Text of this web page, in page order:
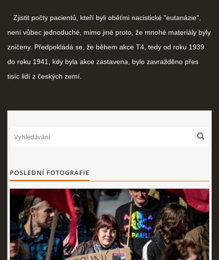
Zjistit počty pacientů, kteří byli oběťmi nacistické "eutanázie",
není vůbec jednoduché, mimo jiné proto, že mnohé materiály byly
zničeny. Předpokládá se, že během akce T4, tedy od roku 1939
do roku 1941, kdy byla akce zastavena, bylo zavražděno přes
tisíc lidí z českých zemí.
POSLEDNÍ FOTOGRAFIE